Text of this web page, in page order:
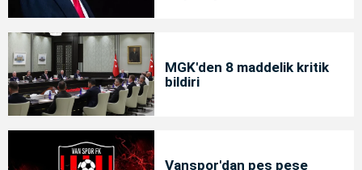
MGK'den 8 maddelik kritik
bildiri
Vanspor'dan peş peşe